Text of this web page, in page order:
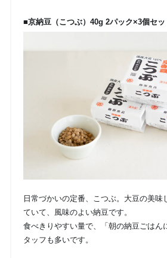
■京納豆（こつぶ）40g 2パック×3個セッ
日常づかいの定番、こつぶ。大豆の美味
ていて、風味のよい納豆です。
食べきりやすい量で、「朝の納豆ごはん
タッフも多いです。